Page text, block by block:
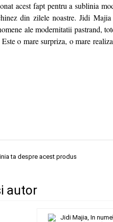
acest fapt pentru a sublinia
din zilele noastre. Jidi
ale modernitatii pastrand,
o mare surpriza, o mare
ta despre acest produs
autor